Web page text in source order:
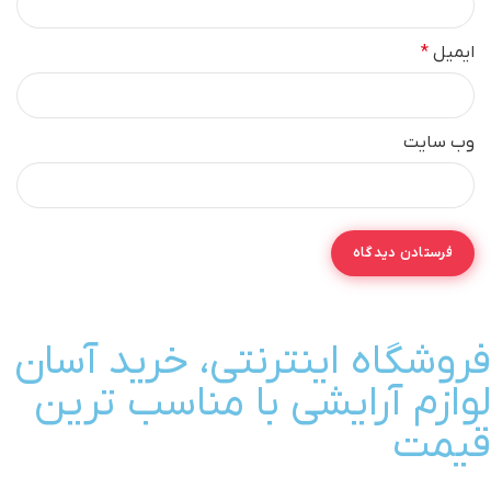
ایمیل *
وب‌ سایت
فروشگاه اینترنتی، خرید آسان
لوازم آرایشی با مناسب ترین
قیمت